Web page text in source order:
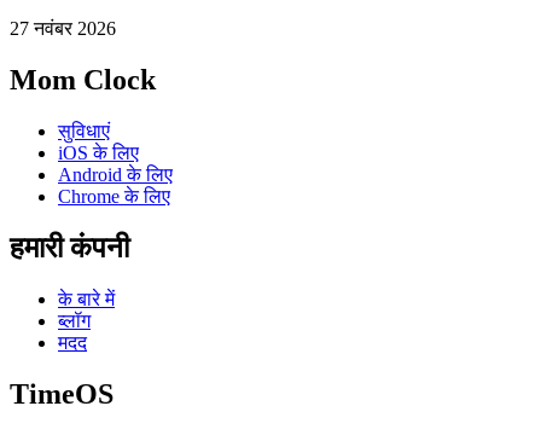
27 नवंबर 2026
Mom Clock
सुविधाएं
iOS के लिए
Android के लिए
Chrome के लिए
हमारी कंपनी
के बारे में
ब्लॉग
मदद
TimeOS